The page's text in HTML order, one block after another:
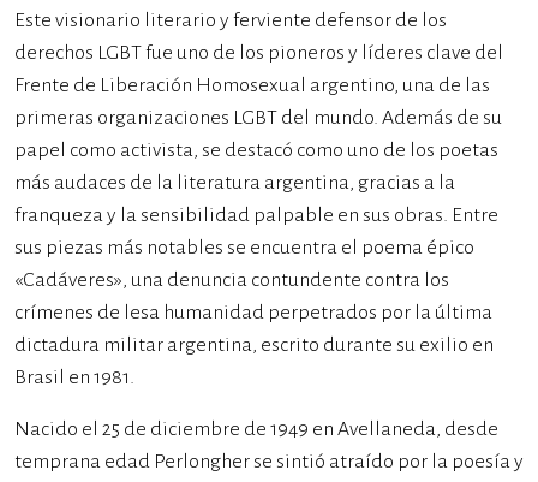
Este visionario literario y ferviente defensor de los
derechos LGBT fue uno de los pioneros y líderes clave del
Frente de Liberación Homosexual argentino, una de las
primeras organizaciones LGBT del mundo. Además de su
papel como activista, se destacó como uno de los poetas
más audaces de la literatura argentina, gracias a la
franqueza y la sensibilidad palpable en sus obras. Entre
sus piezas más notables se encuentra el poema épico
«Cadáveres», una denuncia contundente contra los
crímenes de lesa humanidad perpetrados por la última
dictadura militar argentina, escrito durante su exilio en
Brasil en 1981.
Nacido el 25 de diciembre de 1949 en Avellaneda, desde
temprana edad Perlongher se sintió atraído por la poesía y